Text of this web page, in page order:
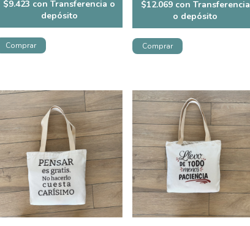
$9.423 con Transferencia o
depósito
$12.069 con Transferencia
o depósito